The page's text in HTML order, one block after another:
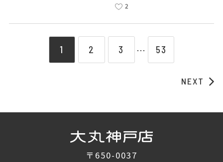
2
1 2 3 ⋯ 53
NEXT
〒650-0037